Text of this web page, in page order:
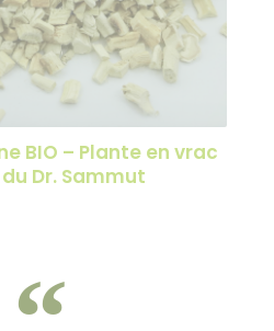
BIO – Plante en vrac
Dr. Sammut